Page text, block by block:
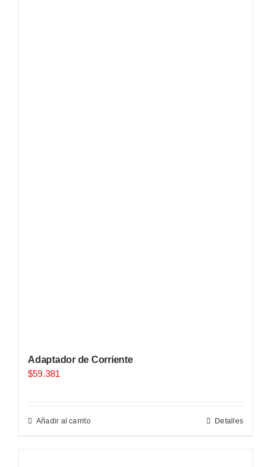
Adaptador de Corriente
$59.381
Añadir al carrito Detalles